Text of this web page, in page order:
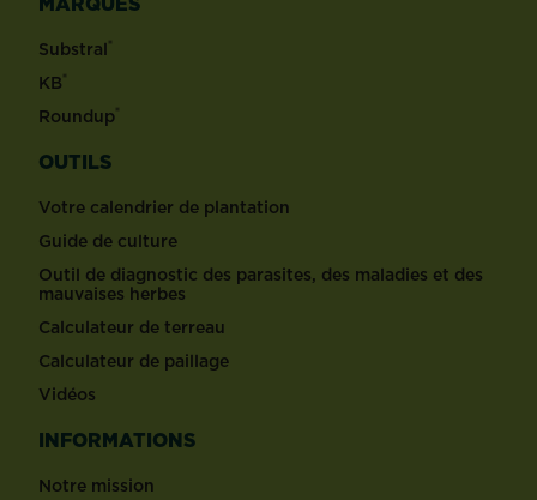
Substral®
KB®
Roundup®
OUTILS
Votre calendrier de plantation
Guide de culture
Outil de diagnostic des parasites, des maladies et des
mauvaises herbes
Calculateur de terreau
Calculateur de paillage
Vidéos
INFORMATIONS
Notre mission